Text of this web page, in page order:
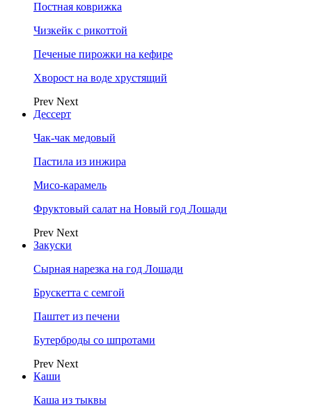
Постная коврижка
Чизкейк с рикоттой
Печеные пирожки на кефире
Хворост на воде хрустящий
Prev Next
Дессерт
Чак-чак медовый
Пастила из инжира
Мисо-карамель
Фруктовый салат на Новый год Лошади
Prev Next
Закуски
Сырная нарезка на год Лошади
Брускетта с семгой
Паштет из печени
Бутерброды со шпротами
Prev Next
Каши
Каша из тыквы